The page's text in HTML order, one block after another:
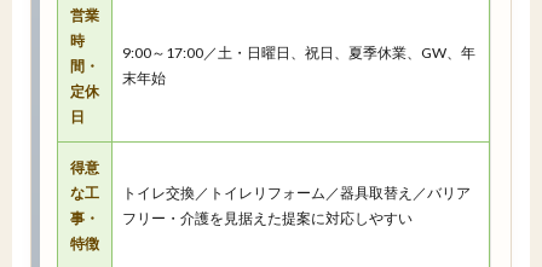
営業
時
間・
定休
日
9:00～17:00／土・日曜日、祝日、夏季休業、GW、年
末年始
得意
な工
事・
特徴
トイレ交換／トイレリフォーム／器具取替え／バリア
フリー・介護を見据えた提案に対応しやすい